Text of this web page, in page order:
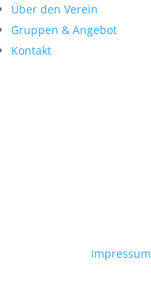
Über den Verein
Gruppen & Angebot
Kontakt
Impressum